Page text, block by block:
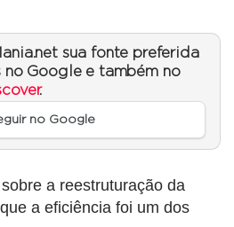
sua fonte preferida
no Google e também no
.
no Google
a reestruturação da
a eficiência foi um dos